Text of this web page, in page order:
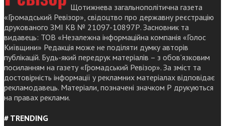
Щотижнева загальнополітична газета
«Громадський Ревізор», свідоцтво про державну реєстрацію
друкованого ЗМІ КВ № 21097-10897Р. Засновник та
видавець: ТОВ «Незалежна інформаційна компанія «Голос
Київщини» Редакція може не поділяти думку авторів
публікацій. Будь-який передрук матеріалів – з обов’язковим
посиланням на газету «Громадський Ревізор». За зміст та
достовірність інформації у рекламних матеріалах відповідає
рекламодавець. Матеріали, позначені значком Р друкуються
на правах реклами.
# TRENDING